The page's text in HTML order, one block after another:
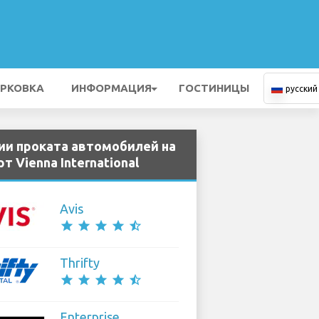
ИНФОРМАЦИЯ ГОСТИНИЦЫ русский
проката автомобилей на
Vienna International
Avis
star star star star star_half
Thrifty
star star star star star_half